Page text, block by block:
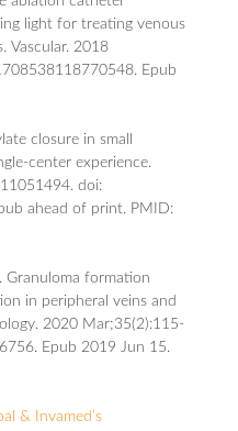
light for treating venous
Vascular. 2018
Epub
closure in small
center experience.
doi:
ahead of print. PMID:
Granuloma formation
in peripheral veins and
2020 Mar;35(2):115-
Epub 2019 Jun 15.
& Invamed’s